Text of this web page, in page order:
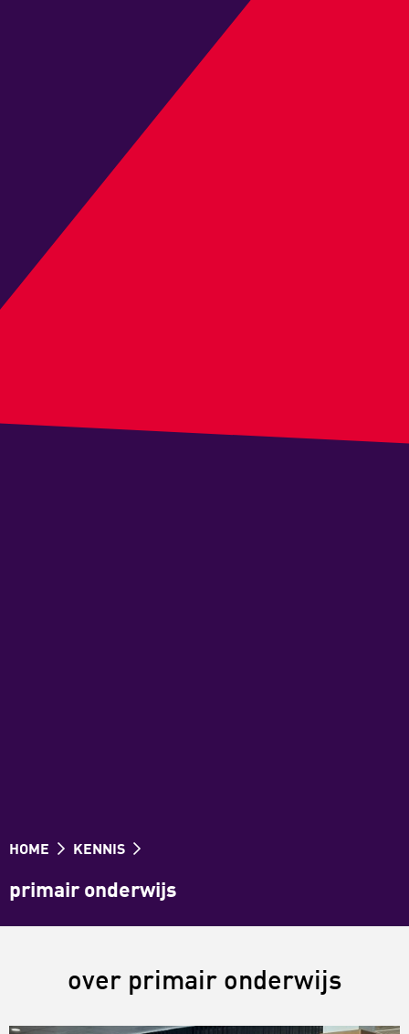
HOME KENNIS
primair onderwijs
over primair onderwijs